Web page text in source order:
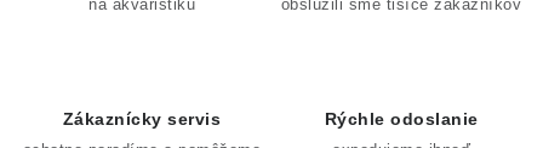
na akvaristiku obslúžili sme tisíce zákazníkov
Zákaznícky servis Rýchle odoslanie